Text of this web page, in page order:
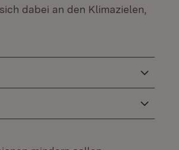
dabei an den Klimazielen,